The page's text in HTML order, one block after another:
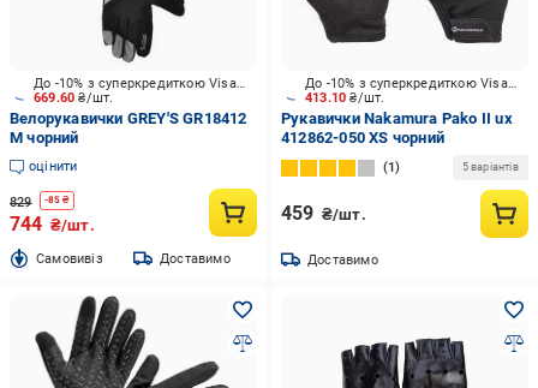
669.60₴/шт.
До -10% з суперкредиткою Visa Вигода
Велорукавички GREY'S GR18412
M чорний
оцінити
829 -85 ₴
744 ₴/шт.
Cамовивіз Доставимо
413.10₴/шт.
До -10% з суперкредиткою Visa Вигода
Рукавички Nakamura Pako II ux
412862-050 XS чорний
1 5 варіантів
459 ₴/шт.
Доставимо